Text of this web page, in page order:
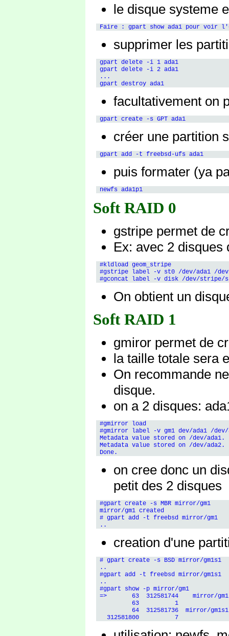
le disque systeme
supprimer les
gpart delete -i 1 ada1
gpart delete -i 2 ada1
...
facultativement on
créer une partition
puis formater (ya
Soft RAID 0
gstripe permet de
Ex: avec 2 disques
#kldload geom_stripe
#gstripe label -v st0 /dev/ada1 /
On obtient un
Soft RAID 1
gmiror permet de
la taille totale sera
On recommande
disque.
on a 2 disques:
#gmirror load
#gmirror label -v gm1 dev/ada1 /dev/
Metadata value stored on /dev/ada1.
Metadata value stored on /dev/ada2.
on cree donc un
petit des 2 disques
#gpart create -s MBR mirror/gm1
mirror/gm1 created
# gpart add -t freebsd mirror/gm1
creation d'une
# gpart create -s BSD mirror/gm1s1
..
#gpart add -t freebsd mirror/gm1s1
..
#gpart show -p mirror/gm1
=>       63  312581744    mirror/gm1
63          1
64  312581736  mirror/